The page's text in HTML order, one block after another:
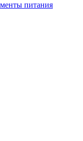
питания